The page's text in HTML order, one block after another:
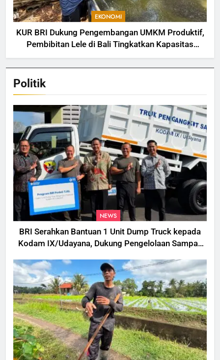
EKONOMI
KUR BRI Dukung Pengembangan UMKM Produktif,
Pembibitan Lele di Bali Tingkatkan Kapasitas
Produksi
Politik
NEWS
BRI Serahkan Bantuan 1 Unit Dump Truck kepada
Kodam IX/Udayana, Dukung Pengelolaan Sampah